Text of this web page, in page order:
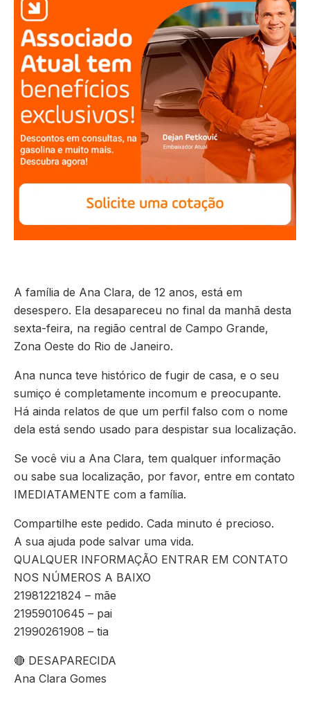
A família de Ana Clara, de 12 anos, está em
desespero. Ela desapareceu no final da manhã desta
sexta-feira, na região central de Campo Grande,
Zona Oeste do Rio de Janeiro.
Ana nunca teve histórico de fugir de casa, e o seu
sumiço é completamente incomum e preocupante.
Há ainda relatos de que um perfil falso com o nome
dela está sendo usado para despistar sua localização.
Se você viu a Ana Clara, tem qualquer informação
ou sabe sua localização, por favor, entre em contato
IMEDIATAMENTE com a família.
Compartilhe este pedido. Cada minuto é precioso.
A sua ajuda pode salvar uma vida.
QUALQUER INFORMAÇÃO ENTRAR EM CONTATO
NOS NÚMEROS A BAIXO
21981221824 – mãe
21959010645 – pai
21990261908 – tia
🔴 DESAPARECIDA
Ana Clara Gomes